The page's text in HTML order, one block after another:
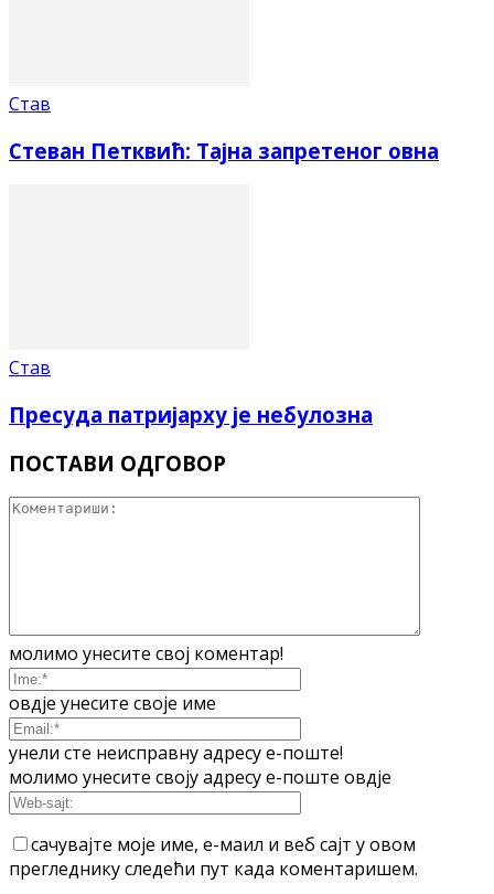
Став
Стеван Петквић: Тајна запретеног овна
Став
Пресуда патријарху је небулозна
ПОСТАВИ ОДГОВОР
молимо унесите свој коментар!
овдје унесите своје име
унели сте неисправну адресу е-поште!
молимо унесите своју адресу е-поште овдје
сачувајте моје име, е-маил и веб сајт у овом
прегледнику следећи пут када коментаришем.